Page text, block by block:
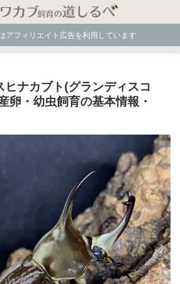
アフィリエイト広告を利用しています
ヒナカブト(グランディスコ
卵・幼虫飼育の基本情報・